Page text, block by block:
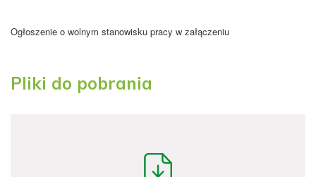
Ogłoszenie o wolnym stanowisku pracy w załączeniu
Pliki do pobrania